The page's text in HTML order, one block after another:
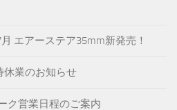
月 エアーステア35mm新発売！
休業のお知らせ
ク営業日程のご案内